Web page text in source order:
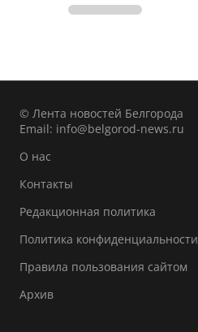
© Лента новостей Белгорода
Email: info@belgorod-news.ru
О нас
Контакты
Редакционная политика
Политика конфиденциальности
Правила пользования сайтом
Архив